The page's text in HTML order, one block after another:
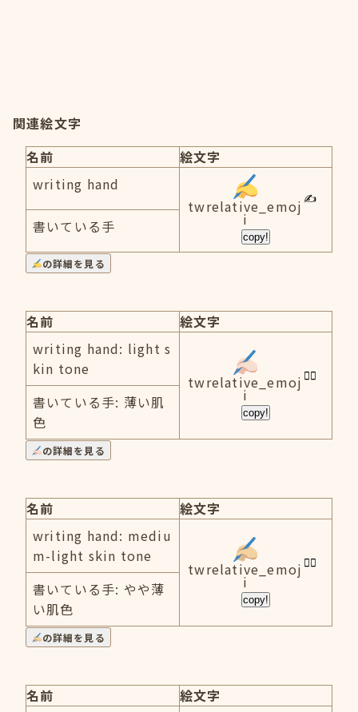
関連絵文字
名前
絵文字
writing hand
twrelative_emoj
i
copy!
書いている手
の詳細を見る
名前
絵文字
writing hand: light s
kin tone
twrelative_emoj
i
copy!
書いている手: 薄い肌
色
の詳細を見る
名前
絵文字
writing hand: mediu
m-light skin tone
twrelative_emoj
i
copy!
書いている手: やや薄
い肌色
の詳細を見る
名前
絵文字